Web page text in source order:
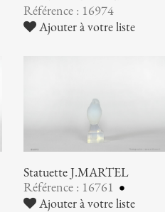
Référence : 16974
Ajouter à votre liste
Statuette J.MARTEL
Référence : 16761
Ajouter à votre liste